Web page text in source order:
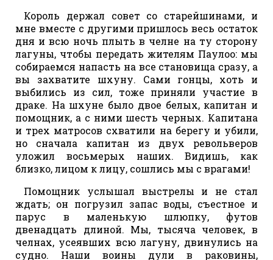
Король держал совет со старейшинами, и
мне вместе с другими пришлось весь остаток
дня и всю ночь плыть в челне на ту сторону
лагуны, чтобы передать жителям Паулоо: мы
собираемся напасть на все становища сразу, а
вы захватите шхуну. Сами гонцы, хоть и
выбились из сил, тоже приняли участие в
драке. На шхуне было двое белых, капитан и
помощник, а с ними шесть черных. Капитана
и трех матросов схватили на берегу и убили,
но сначала капитан из двух револьверов
уложил восьмерых наших. Видишь, как
близко, лицом к лицу, сошлись мы с врагами!
Помощник услышал выстрелы и не стал
ждать; он погрузил запас воды, съестное и
парус в маленькую шлюпку, футов
двенадцать длиной. Мы, тысяча человек, в
челнах, усеявших всю лагуну, двинулись на
судно. Наши воины дули в раковины,